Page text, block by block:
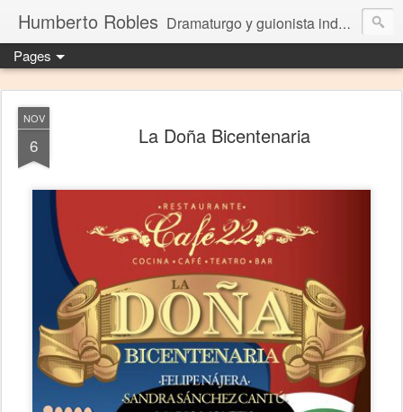
Humberto Robles Dramaturgo y guionista independiente
Pages
NOV
6 La Doña Bicentenaria